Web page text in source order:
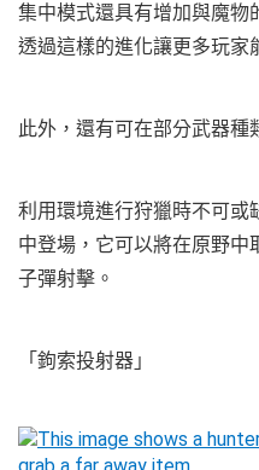
集中模式還具有增加與魔物
透過這樣的進化讓更多玩家
此外，還有可在部分武器種
利用環境進行狩獵時不可或
中登場，它可以將在原野中
子彈射擊。
「鉤索投射器」